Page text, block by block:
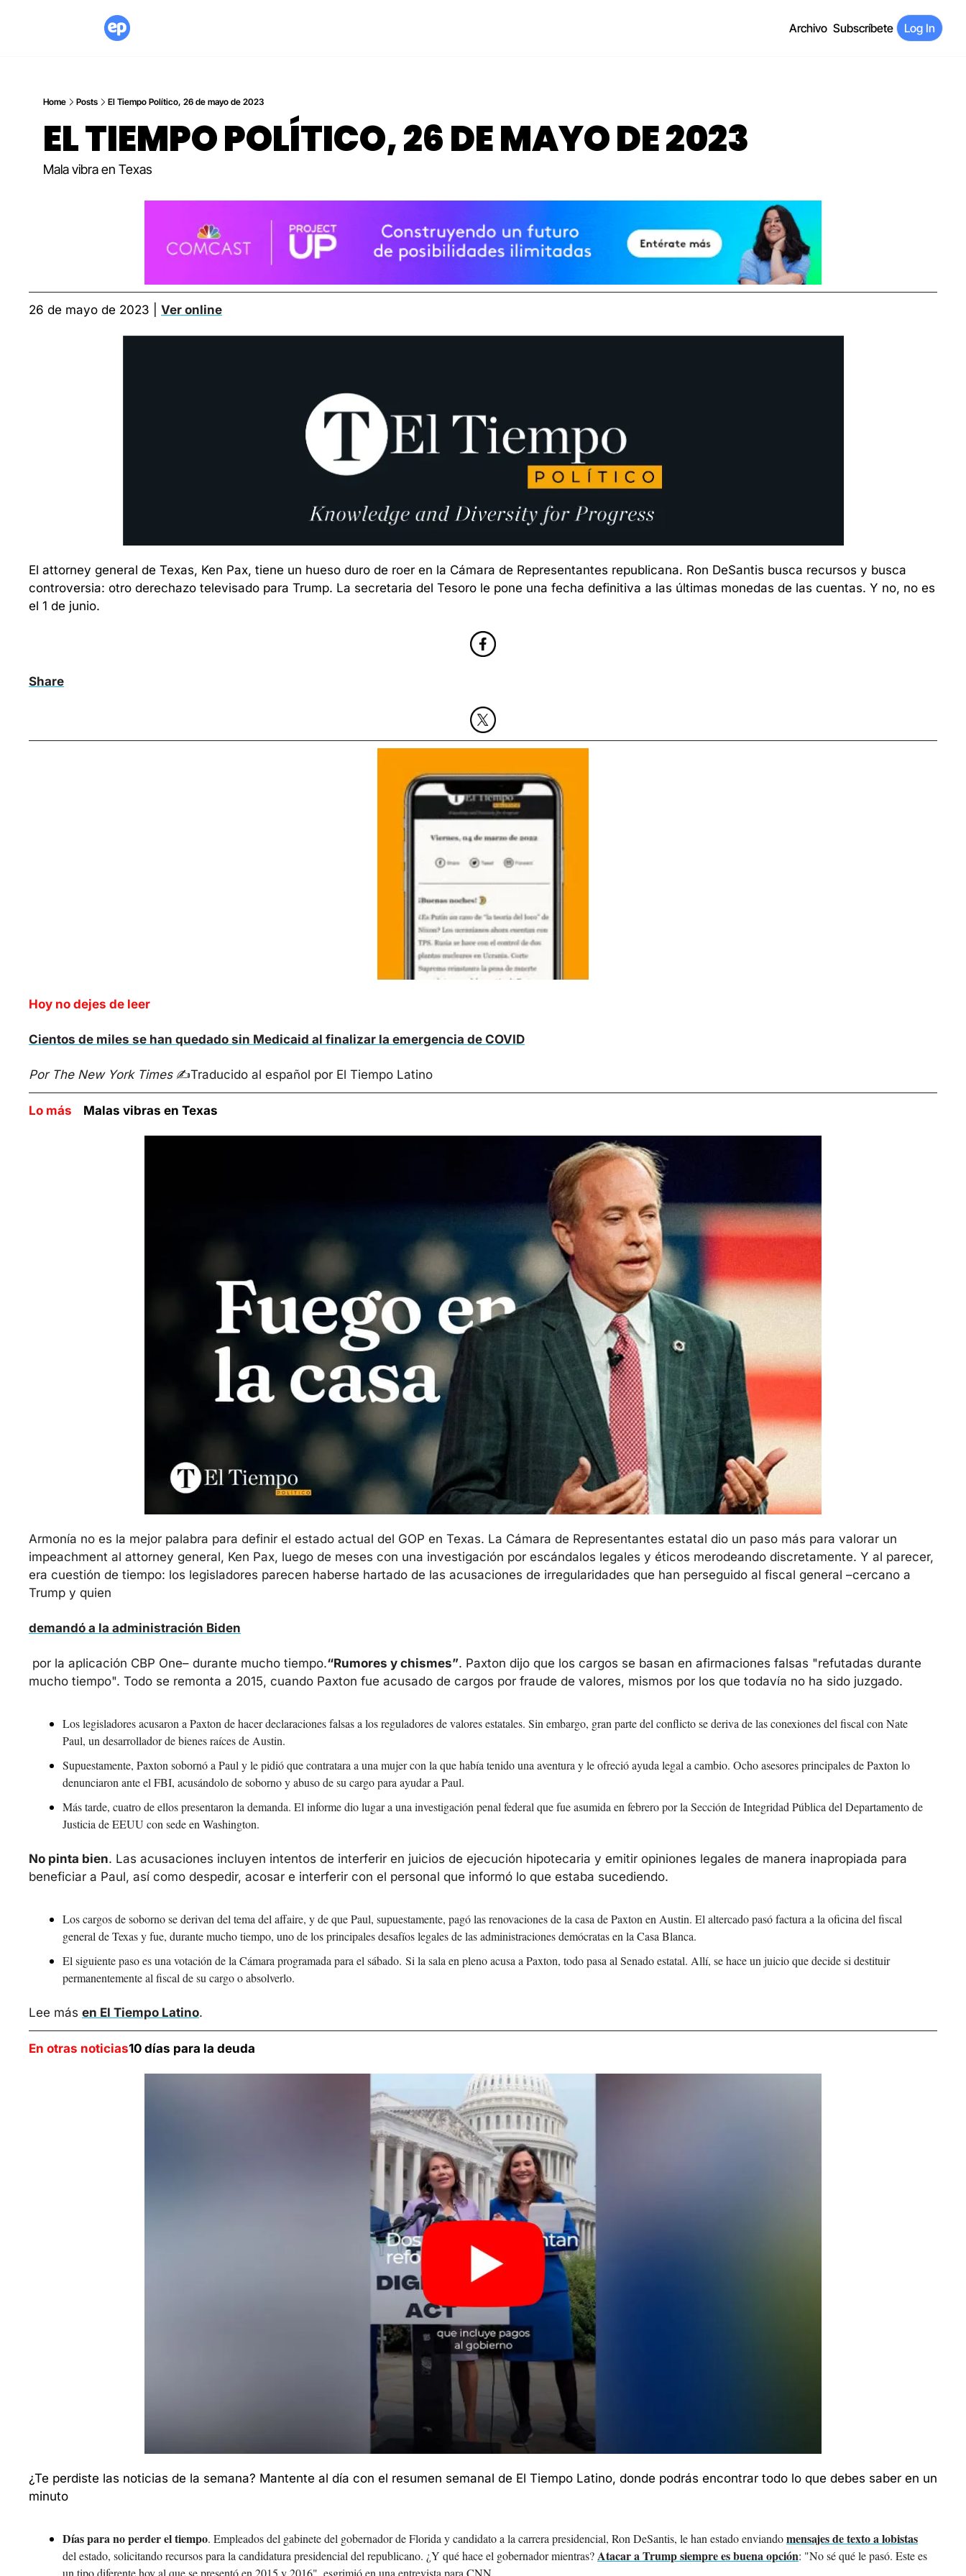
Archivo Subscríbete Log In
Home Posts El Tiempo Político, 26 de mayo de 2023
EL TIEMPO POLÍTICO, 26 DE MAYO DE 2023
Mala vibra en Texas
26 de mayo de 2023 | Ver online
El attorney general de Texas, Ken Pax, tiene un hueso duro de roer en la Cámara de Representantes republicana. Ron DeSantis busca recursos y busca
controversia: otro derechazo televisado para Trump. La secretaria del Tesoro le pone una fecha definitiva a las últimas monedas de las cuentas. Y no, no es
el 1 de junio.
Share
Hoy no dejes de leer
Cientos de miles se han quedado sin Medicaid al finalizar la emergencia de COVID
Por The New York Times ✍️Traducido al español por El Tiempo Latino
Lo más Malas vibras en Texas
Armonía no es la mejor palabra para definir el estado actual del GOP en Texas. La Cámara de Representantes estatal dio un paso más para valorar un
impeachment al attorney general, Ken Pax, luego de meses con una investigación por escándalos legales y éticos merodeando discretamente. Y al parecer,
era cuestión de tiempo: los legisladores parecen haberse hartado de las acusaciones de irregularidades que han perseguido al fiscal general –cercano a
Trump y quien
demandó a la administración Biden
por la aplicación CBP One– durante mucho tiempo.“Rumores y chismes”. Paxton dijo que los cargos se basan en afirmaciones falsas "refutadas durante
mucho tiempo". Todo se remonta a 2015, cuando Paxton fue acusado de cargos por fraude de valores, mismos por los que todavía no ha sido juzgado.
Los legisladores acusaron a Paxton de hacer declaraciones falsas a los reguladores de valores estatales. Sin embargo, gran parte del conflicto se deriva de las conexiones del fiscal con Nate
Paul, un desarrollador de bienes raíces de Austin.
Supuestamente, Paxton sobornó a Paul y le pidió que contratara a una mujer con la que había tenido una aventura y le ofreció ayuda legal a cambio. Ocho asesores principales de Paxton lo
denunciaron ante el FBI, acusándolo de soborno y abuso de su cargo para ayudar a Paul.
Más tarde, cuatro de ellos presentaron la demanda. El informe dio lugar a una investigación penal federal que fue asumida en febrero por la Sección de Integridad Pública del Departamento de
Justicia de EEUU con sede en Washington.
No pinta bien. Las acusaciones incluyen intentos de interferir en juicios de ejecución hipotecaria y emitir opiniones legales de manera inapropiada para
beneficiar a Paul, así como despedir, acosar e interferir con el personal que informó lo que estaba sucediendo.
Los cargos de soborno se derivan del tema del affaire, y de que Paul, supuestamente, pagó las renovaciones de la casa de Paxton en Austin. El altercado pasó factura a la oficina del fiscal
general de Texas y fue, durante mucho tiempo, uno de los principales desafíos legales de las administraciones demócratas en la Casa Blanca.
El siguiente paso es una votación de la Cámara programada para el sábado. Si la sala en pleno acusa a Paxton, todo pasa al Senado estatal. Allí, se hace un juicio que decide si destituir
permanentemente al fiscal de su cargo o absolverlo.
Lee más en El Tiempo Latino.
En otras noticias10 días para la deuda
¿Te perdiste las noticias de la semana? Mantente al día con el resumen semanal de El Tiempo Latino, donde podrás encontrar todo lo que debes saber en un
minuto
Días para no perder el tiempo. Empleados del gabinete del gobernador de Florida y candidato a la carrera presidencial, Ron DeSantis, le han estado enviando mensajes de texto a lobistas
del estado, solicitando recursos para la candidatura presidencial del republicano. ¿Y qué hace el gobernador mientras? Atacar a Trump siempre es buena opción: "No sé qué le pasó. Este es
un tipo diferente hoy al que se presentó en 2015 y 2016", esgrimió en una entrevista para CNN.